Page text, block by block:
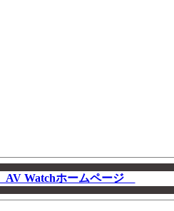
AV Watchホームページ